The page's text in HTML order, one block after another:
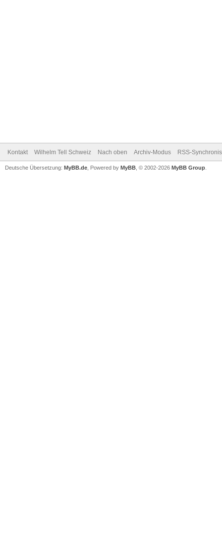
Kontakt Wilhelm Tell Schweiz Nach oben Archiv-Modus RSS-
Deutsche Übersetzung: MyBB.de , Powered by MyBB , © 2002-2026 MyBB Group